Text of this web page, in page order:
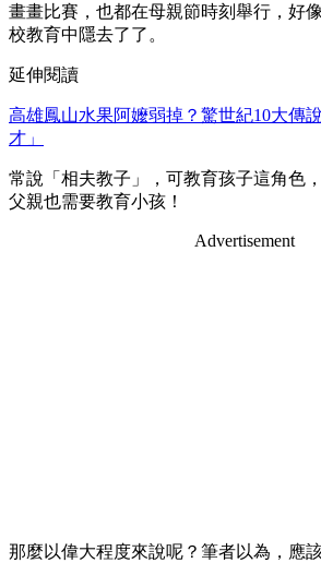
畫畫比賽，也都在母親節時刻舉行，好
校教育中隱去了了。
延伸閱讀
高雄鳳山水果阿嬤弱掉？驚世紀10大傳
才」
常說「相夫教子」，可教育孩子這角色
父親也需要教育小孩！
Advertisement
那麼以偉大程度來說呢？筆者以為，應